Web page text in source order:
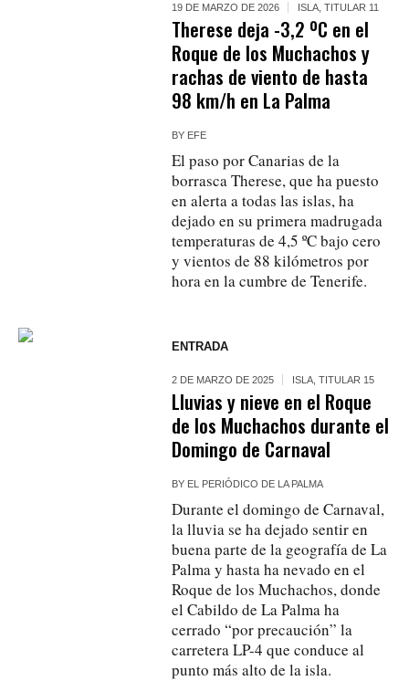
19 DE MARZO DE 2026 ISLA ,TITULAR 11
Therese deja -3,2 ºC en el
Roque de los Muchachos y
rachas de viento de hasta
98 km/h en La Palma
BY EFE
El paso por Canarias de la
borrasca Therese, que ha puesto
en alerta a todas las islas, ha
dejado en su primera madrugada
temperaturas de 4,5 ºC bajo cero
y vientos de 88 kilómetros por
hora en la cumbre de Tenerife.
ENTRADA
2 DE MARZO DE 2025 ISLA ,TITULAR 15
Lluvias y nieve en el Roque
de los Muchachos durante el
Domingo de Carnaval
BY EL PERIÓDICO DE LA PALMA
Durante el domingo de Carnaval,
la lluvia se ha dejado sentir en
buena parte de la geografía de La
Palma y hasta ha nevado en el
Roque de los Muchachos, donde
el Cabildo de La Palma ha
cerrado “por precaución” la
carretera LP-4 que conduce al
punto más alto de la isla.